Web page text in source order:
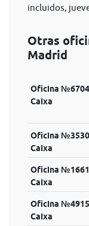
incluidos,
Otras
Madrid
Oficina
Caixa
Oficina
Caixa
Oficina
Caixa
Oficina
Caixa